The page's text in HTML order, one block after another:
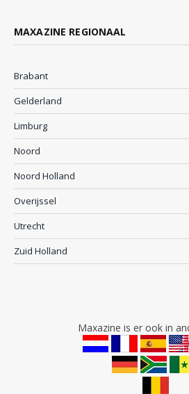
MAXAZINE REGIONAAL
Brabant
Gelderland
Limburg
Noord
Noord Holland
Overijssel
Utrecht
Zuid Holland
Maxazine is er ook in